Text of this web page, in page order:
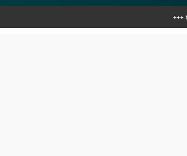
Saga bei